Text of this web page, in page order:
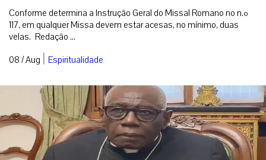
Conforme determina a Instrução Geral do Missal Romano no n.º
117, em qualquer Missa devem estar acesas, no mínimo, duas
velas. Redação ...
08 / Aug | Espiritualidade